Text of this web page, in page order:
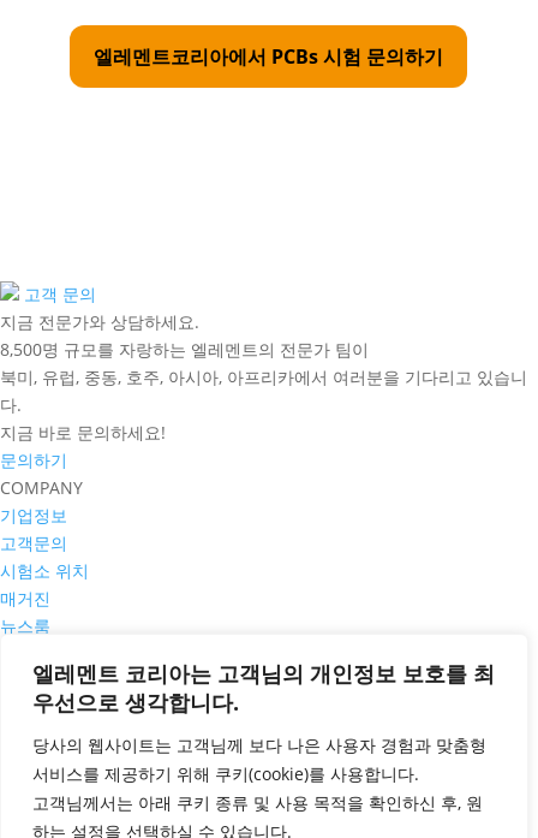
엘레멘트 코리아는 고객님의 개인정보 보호를 최
우선으로 생각합니다.
당사의 웹사이트는 고객님께 보다 나은 사용자 경험과 맞춤형
서비스를 제공하기 위해 쿠키(cookie)를 사용합니다.
고객님께서는 아래 쿠키 종류 및 사용 목적을 확인하신 후, 원
하는 설정을 선택하실 수 있습니다.
엘레멘트코리아에서 PCBs 시험 문의하기
고객 문의
지금 전문가와 상담하세요.
8,500명 규모를 자랑하는 엘레멘트의 전문가 팀이
북미, 유럽, 중동, 호주, 아시아, 아프리카에서 여러분을 기다리고 있습니
다.
지금 바로 문의하세요!
문의하기
COMPANY
기업정보
고객문의
시험소 위치
매거진
뉴스룸
쿠키정책
개인정보 취급방침
서비스 일반 약관
공평성 선언
CONTACT
고객문의 바로가기